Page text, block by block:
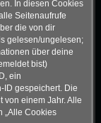
In diesen Cookies
Seitenaufrufe
die von dir
gelesen/ungelesen;
über deine
bist)
ein
ID gespeichert. Die
einem Jahr. Alle
„Alle Cookies